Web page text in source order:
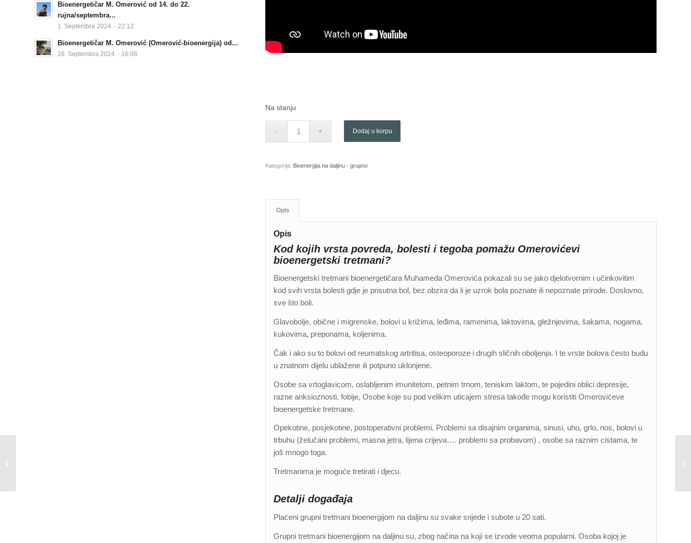
Bioenergetičar M. Omerović od 14. do 22.
rujna/septembra...
1. Septembra 2024. - 22:12
Bioenergetičar M. Omerović (Omerović-bioenergija) od...
26. Septembra 2024. - 16:08
Na stanju
Dodaj u korpu
Kategorija: Bioenergija na daljinu - grupno
Opis
Opis
Kod kojih vrsta povreda, bolesti i tegoba pomažu Omerovićevi
bioenergetski tretmani?
Bioenergetski tretmani bioenergetičara Muhameda Omerovića pokazali su se jako djelotvornim i učinkovitim
kod svih vrsta bolesti gdje je prisutna bol, bez obzira da li je uzrok bola poznate ili nepoznate prirode. Doslovno,
sve što boli.
Glavobolje, obične i migrenske, bolovi u križima, leđima, ramenima, laktovima, gležnjevima, šakama, nogama,
kukovima, preponama, koljenima.
Čak i ako su to bolovi od reumatskog artritisa, osteoporoze i drugih sličnih oboljenja. I te vrste bolova često budu
u znatnom dijelu ublažene ili potpuno uklonjene.
Osobe sa vrtoglavicom, oslabljenim imunitetom, petnim trnom, teniskim laktom, te pojedini oblici depresije,
razne anksioznosti, fobije, Osobe koje su pod velikim uticajem stresa takođe mogu koristiti Omerovićeve
bioenergetske tretmane.
Opekotine, posjekotine, postoperativni problemi. Problemi sa disajnim organima, sinusi, uho, grlo, nos, bolovi u
trbuhu (želučani problemi, masna jetra, lijena crijeva…. problemi sa probavom) , osobe sa raznim cistama, te
još mnogo toga.
Tretmanima je moguće tretirati i djecu.
Detalji događaja
Plaćeni grupni tretmani bioenergijom na daljinu su svake srijede i subote u 20 sati.
Grupni tretmani bioenergijom na daljinu su, zbog načina na koji se izvode veoma popularni. Osoba kojoj je